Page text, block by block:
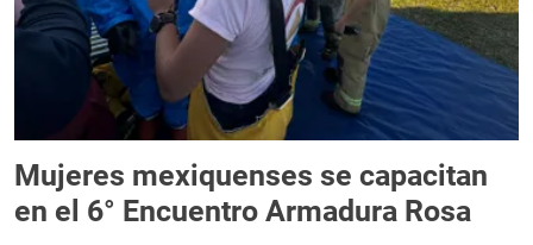
Mujeres mexiquenses se capacitan
en el 6° Encuentro Armadura Rosa